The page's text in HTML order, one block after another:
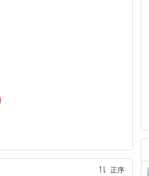
正序